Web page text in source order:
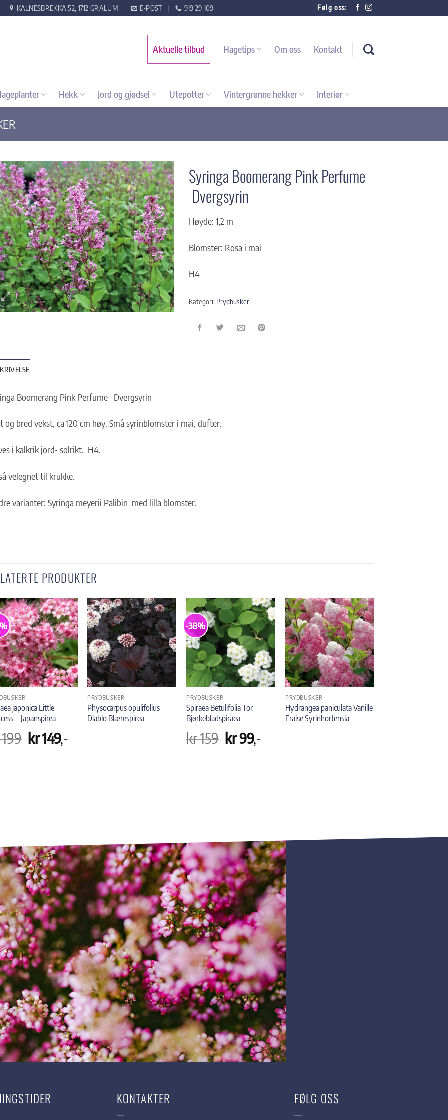
KALNESBREKKA 52, 1712 GRÅLUM E-POST 919 29 109 Følg oss:
Aktuelle tilbud Hagetips Om oss Kontakt
Hekk Jord og gjødsel Utepotter Vintergrønne hekker Interiør
Syringa Boomerang Pink Perfume
Dvergsyrin
Høyde: 1,2 m
Blomster: Rosa i mai
H4
Kategori: Prydbusker
Boomerang Pink Perfume Dvergsyrin
og bred vekst, ca 120 cm høy. Små syrinblomster i mai, dufter.
i kalkrik jord- solrikt. H4.
velegnet til krukke.
varianter: Syringa meyerii Palibin med lilla blomster.
PRODUKTER
japonica Little
Japanspirea
199
Opprinnelig
pris
var:
kr149pris
er:
,-
PRYDBUSKER
Physocarpus opulifolius
Diablo Blærespirea
-38%
PRYDBUSKER
Spiraea Betulifolia Tor
Bjørkebladspiraea
kr159
Opprinnelig
pris
var:
kr99pris
er:
,-
PRYDBUSKER
Hydrangea paniculata Vanille
Fraise Syrinhortensia
KONTAKTER FØLG OSS